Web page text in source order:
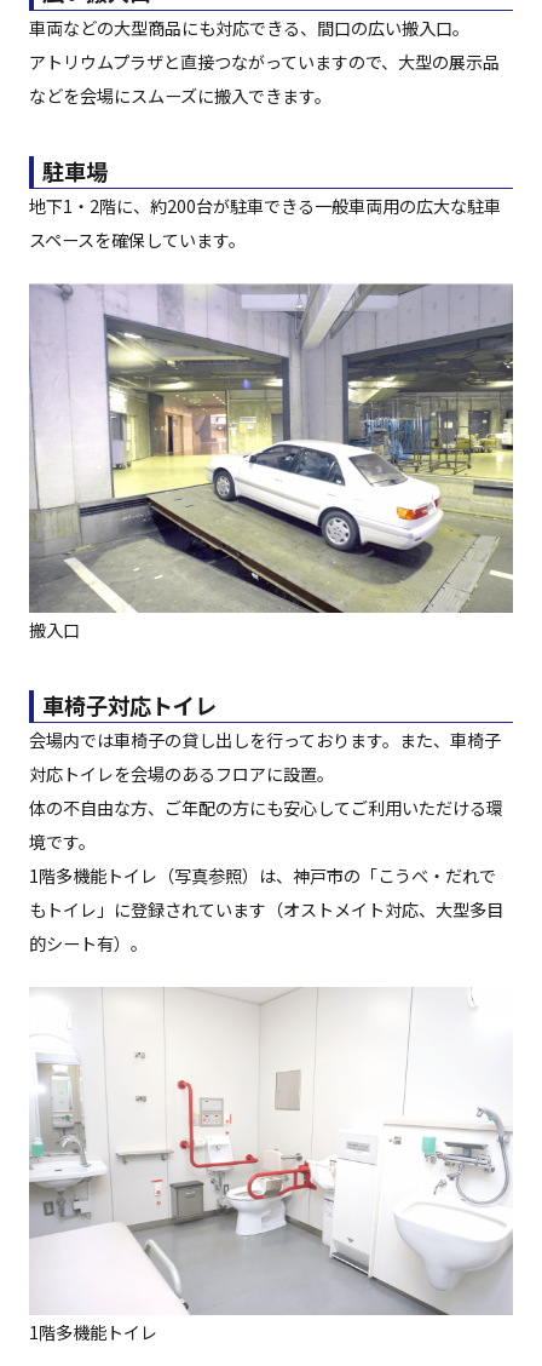
車両などの大型商品にも対応できる、間口の広い搬入口。
アトリウムプラザと直接つながっていますので、大型の展示品
などを会場にスムーズに搬入できます。
駐車場
地下1・2階に、約200台が駐車できる一般車両用の広大な駐車
スペースを確保しています。
搬入口
車椅子対応トイレ
会場内では車椅子の貸し出しを行っております。また、車椅子
対応トイレを会場のあるフロアに設置。
体の不自由な方、ご年配の方にも安心してご利用いただける環
境です。
1階多機能トイレ（写真参照）は、神戸市の「こうべ・だれで
もトイレ」に登録されています（オストメイト対応、大型多目
的シート有）。
1階多機能トイレ